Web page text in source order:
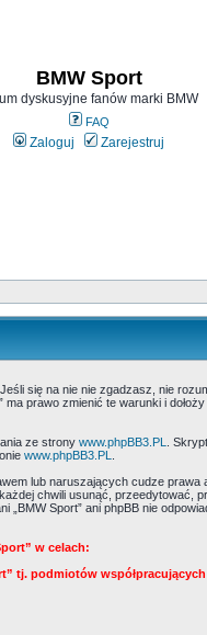
BMW Sport
dyskusyjne fanów marki BMW
FAQ
Zaloguj Zarejestruj
się na nie nie zgadzasz, nie
prawo zmienić te warunki i
ze strony www.phpBB3.PL
.
www.phpBB3.PL
lub naruszających cudze
chwili usunąć,
Sport” ani phpBB nie
w celach:
tj. podmiotów współpracujących